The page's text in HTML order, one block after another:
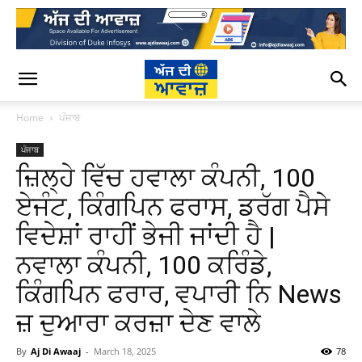
Home ਪੰਜਾਬ
ਪੰਜਾਬ
ਜ਼ਿਲ੍ਹੇ ਵਿੱਚ ਹਵਾਲਾ ਕੰਪਨੀ, 100
ਏਜੰਟ, ਕਿੰਗਪਿਨ ਫਰਾਸ, ਡਰੱਗ ਪੈਸੇ
ਵਿਦੇਸ਼ਾਂ ਰਾਹੀਂ ਭੇਜੀ ਜਾਂਦੀ ਹੈ |
ਨਵਾਲਾ ਕੰਪਨੀ, 100 ਕਰਿੰਡੇ,
ਕਿੰਗਪਿਨ ਫਰਾਰ, ਵਪਾਰੀ ਨਿ News
ਜ਼ ਦੁਆਰਾ ਕਰਜ਼ਾ ਦੇਣ ਵਾਲੇ
By Aj Di Awaaj - March 18, 2025 78